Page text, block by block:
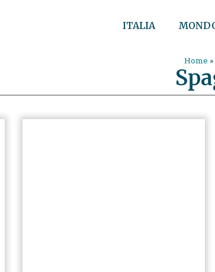
ITALIA
Home »